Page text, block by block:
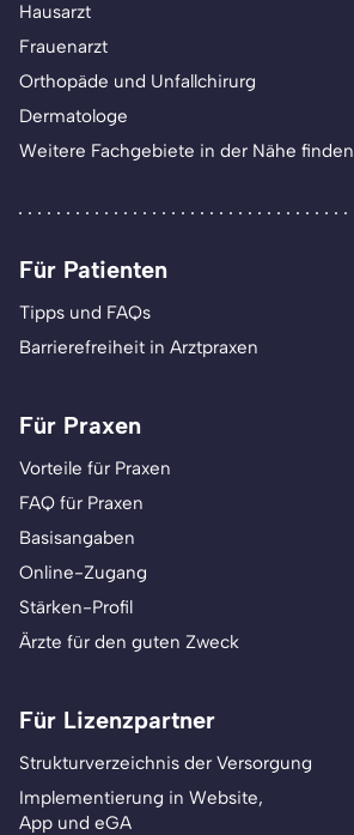
Hausarzt
Frauenarzt
Orthopäde und Unfallchirurg
Dermatologe
Weitere Fachgebiete in der Nähe finden
Für Patienten
Tipps und FAQs
Barrierefreiheit in Arztpraxen
Für Praxen
Vorteile für Praxen
FAQ für Praxen
Basisangaben
Online-Zugang
Stärken-Profil
Ärzte für den guten Zweck
Für Lizenzpartner
Strukturverzeichnis der Versorgung
Implementierung in Website,
App und eGA